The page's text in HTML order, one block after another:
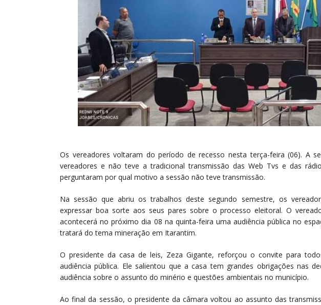
Os vereadores voltaram do período de recesso nesta terça-feira (06). A
vereadores e não teve a tradicional transmissão das Web Tvs e das
perguntaram por qual motivo a sessão não teve transmissão.
Na sessão que abriu os trabalhos deste segundo semestre, os
expressar boa sorte aos seus pares sobre o processo eleitoral. O
acontecerá no próximo dia 08 na quinta-feira uma audiência pública no
tratará do tema mineração em Itarantim.
O presidente da casa de leis, Zeza Gigante, reforçou o convite para
audiência pública. Ele salientou que a casa tem grandes obrigações nas
audiência sobre o assunto do minério e questões ambientais no município.
Ao final da sessão, o presidente da câmara voltou ao assunto das